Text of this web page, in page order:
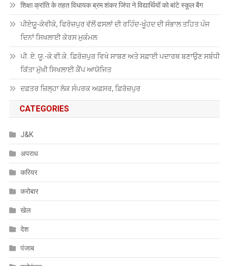
शिक्षा क्रांति के तहत विधायक ब्रम शंकर जिंपा ने विद्यार्थियों को बांटे स्कूल बैग
ਪੀਏਯੂੑ-ਕੇਵੀਕੇ, ਫਿਰੋਜ਼ਪੁਰ ਵੱਲੋਂ ਫਸਲਾਂ ਦੀ ਰਹਿੰਦ-ਖੂੰਹਦ ਦੀ ਸੰਭਾਲ ਤਹਿਤ ਪੰਜ
ਦਿਨਾਂ ਸਿਖਲਾਈ ਕੋਰਸ ਮੁਕੰਮਲ
ਪੀ. ਏ. ਯੂ.-ਕੇ.ਵੀ.ਕੇ. ਫ਼ਿਰੋਜ਼ਪੁਰ ਵਿਖੇ ਸਾਬਣ ਅਤੇ ਸਫ਼ਾਈ ਪਦਾਰਥ ਬਣਾਉਣ ਸਬੰਧੀ
ਕਿੱਤਾ ਮੁੱਖੀ ਸਿਖਲਾਈ ਕੈਂਪ ਆਯੋਜਿਤ
ਦਫ਼ਤਰ ਜ਼ਿਲ੍ਹਾ ਲੋਕ ਸੰਪਰਕ ਅਫ਼ਸਰ, ਫ਼ਿਰੋਜ਼ਪੁਰ
CATEGORIES
J&K
अपराध
करियर
करोबार
खेल
देश
पंजाब